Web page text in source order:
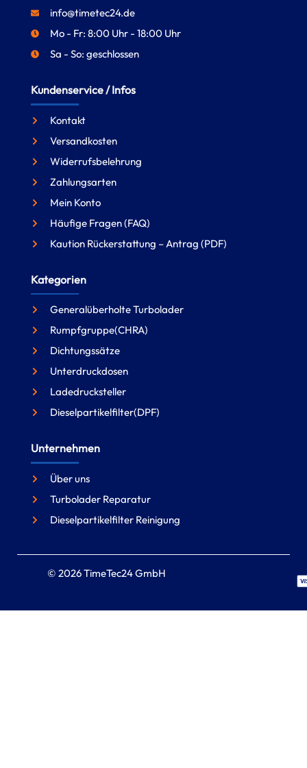
info@timetec24.de
Mo - Fr: 8:00 Uhr - 18:00 Uhr
Sa - So: geschlossen
Kundenservice / Infos
Kontakt
Versandkosten
Widerrufsbelehrung
Zahlungsarten
Mein Konto
Häufige Fragen (FAQ)
Kaution Rückerstattung – Antrag (PDF)
Kategorien
Generalüberholte Turbolader
Rumpfgruppe(CHRA)
Dichtungssätze
Unterdruckdosen
Ladedrucksteller
Dieselpartikelfilter(DPF)
Unternehmen
Über uns
Turbolader Reparatur
Dieselpartikelfilter Reinigung
© 2026 TimeTec24 GmbH